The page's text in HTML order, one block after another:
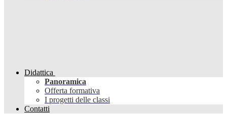
Didattica
Panoramica
Offerta formativa
I progetti delle classi
Contatti